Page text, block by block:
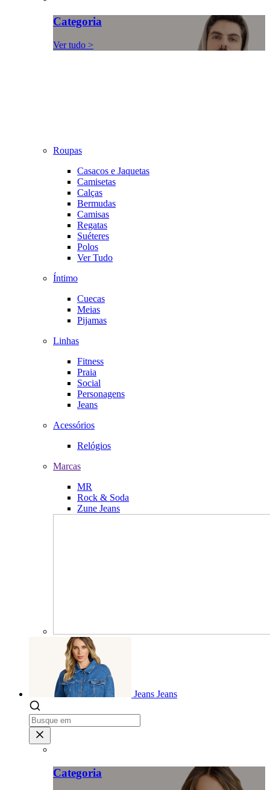
Categoria
Ver tudo >
Roupas
Casacos e Jaquetas
Camisetas
Calças
Bermudas
Camisas
Regatas
Suéteres
Polos
Ver Tudo
Íntimo
Cuecas
Meias
Pijamas
Linhas
Fitness
Praia
Social
Personagens
Jeans
Acessórios
Relógios
Marcas
MR
Rock & Soda
Zune Jeans
Jeans Jeans
Categoria